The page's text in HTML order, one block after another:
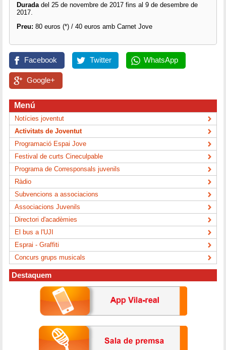
Durada del 25 de novembre de 2017 fins al 9 de desembre de
2017.
Preu: 80 euros (*) / 40 euros amb Carnet Jove
Facebook Twitter WhatsApp
Google+
Menú
Notícies joventut
Activitats de Joventut
Programació Espai Jove
Festival de curts Cineculpable
Programa de Corresponsals juvenils
Ràdio
Subvencions a associacions
Associacions Juvenils
Directori d'acadèmies
El bus a l'UJI
Esprai - Graffiti
Concurs grups musicals
Destaquem